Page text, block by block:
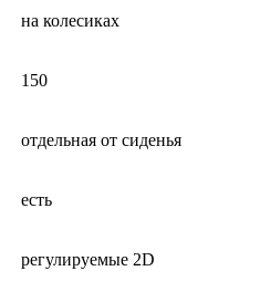
на колесиках
150
отдельная от сиденья
есть
регулируемые 2D